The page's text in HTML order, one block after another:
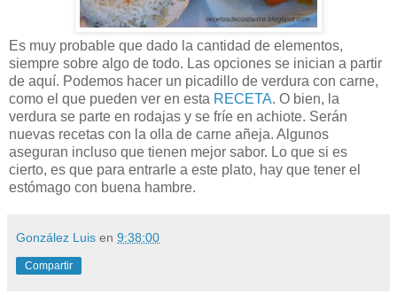
Es muy probable que dado la cantidad de elementos,
siempre sobre algo de todo. Las opciones se inician a partir
de aquí. Podemos hacer un picadillo de verdura con carne,
como el que pueden ver en esta RECETA. O bien, la
verdura se parte en rodajas y se fríe en achiote. Serán
nuevas recetas con la olla de carne añeja. Algunos
aseguran incluso que tienen mejor sabor. Lo que si es
cierto, es que para entrarle a este plato, hay que tener el
estómago con buena hambre.
González Luis en 9:38:00
Compartir